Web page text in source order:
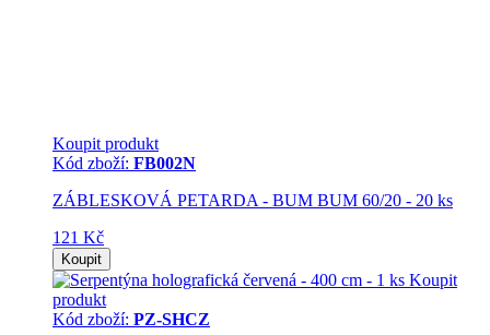
Koupit produkt
Kód zboží: FB002N
ZÁBLESKOVÁ PETARDA - BUM BUM 60/20 - 20 ks
121 Kč
Koupit
Koupit
produkt
Kód zboží: PZ-SHCZ